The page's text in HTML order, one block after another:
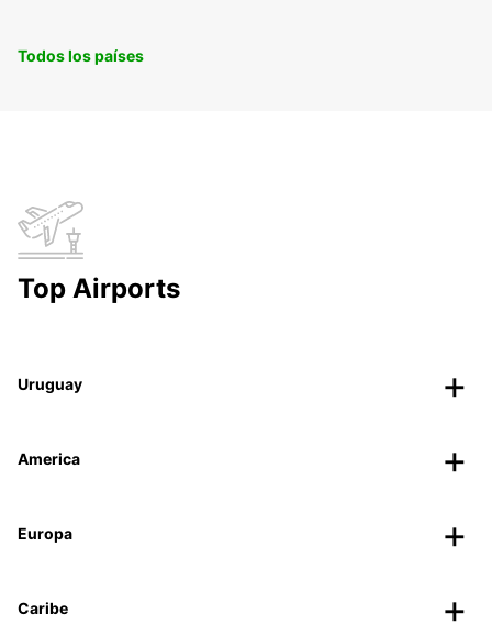
Todos los países
Top Airports
Uruguay
America
Europa
Caribe